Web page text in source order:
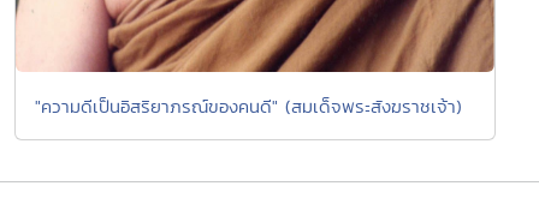
"ความดีเป็นอิสริยาภรณ์ของคนดี" (สมเด็จพระสังฆราชเจ้า)